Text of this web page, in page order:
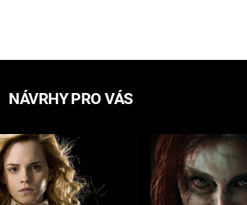
NÁVRHY PRO VÁS